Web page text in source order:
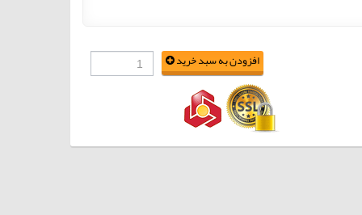
افزودن به سبد خرید